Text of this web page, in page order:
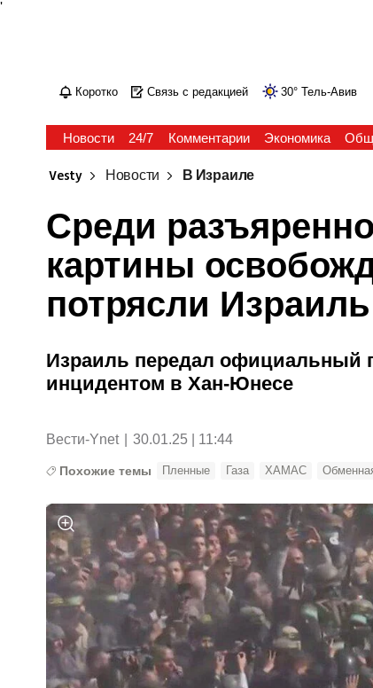
'
Коротко Связь с редакцией 30° Тель-Авив
Новости 24/7 Комментарии Экономика
Vesty Новости В Израиле
Среди
картины
потрясли Израиль
Израиль передал официальный
инцидентом в Хан-Юнесе
Вести-Ynet 30.01.25 | 11:44
Похожие темы Пленные Газа ХАМАС